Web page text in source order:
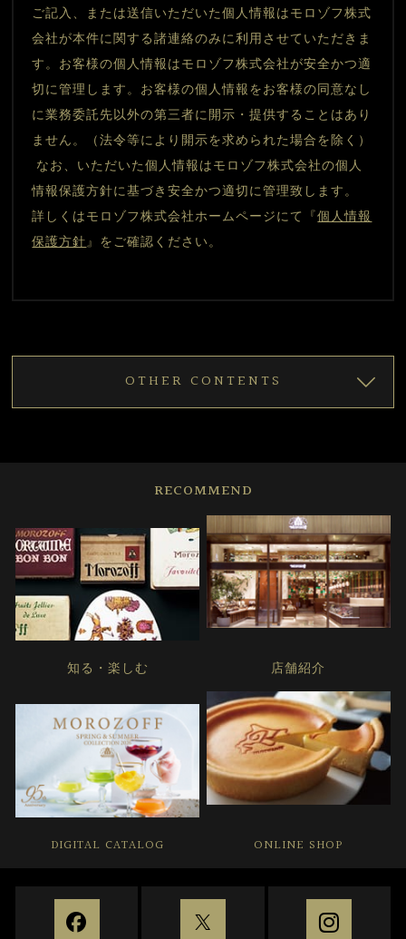
ご記入、または送信いただいた個人情報はモロゾフ株式
会社が本件に関する諸連絡のみに利用させていただきま
す。お客様の個人情報はモロゾフ株式会社が安全かつ適
切に管理します。お客様の個人情報をお客様の同意なし
に業務委託先以外の第三者に開示・提供することはあり
ません。（法令等により開示を求められた場合を除く）
情報保護方針に基づき安全かつ適切に管理致します。
詳しくはモロゾフ株式会社ホームページにて『個人情報
保護方針 』をご確認ください。
OTHER CONTENTS
RECOMMEND
知る・楽しむ 店舗紹介
DIGITAL CATALOG ONLINE SHOP